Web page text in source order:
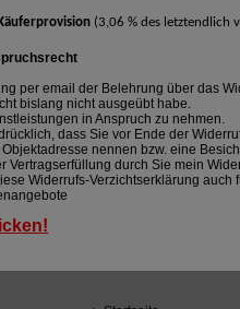
(3,06 % des letztendlich
per email der Belehrung über das
bislang nicht ausgeübt habe.
in Anspruch zu nehmen.
dass Sie vor Ende der
nennen bzw. eine
Vertragserfüllung durch Sie mein
Widerrufs-Verzichtserklärung auch